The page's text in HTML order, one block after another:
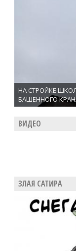
НА СТРОЙКЕ
БАШЕННОГО
ВИДЕО
ЗЛАЯ САТИРА